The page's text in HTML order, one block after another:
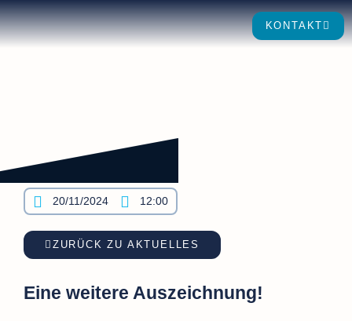
KONTAKT
20/11/2024 12:00
ZURÜCK ZU AKTUELLES
Eine weitere Auszeichnung!